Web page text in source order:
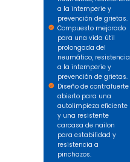
a la intemperie y
prevención de grietas.
Compuesto mejorado
para una vida útil
prolongada del
neumático, resistencia
a la intemperie y
prevención de grietas.
Diseño de contrafuerte
abierto para una
autolimpieza eficiente
y una resistente
carcasa de nailon
para estabilidad y
resistencia a
pinchazos.